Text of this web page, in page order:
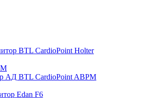
BTL CardioPoint Holter
АД BTL CardioPoint ABPM